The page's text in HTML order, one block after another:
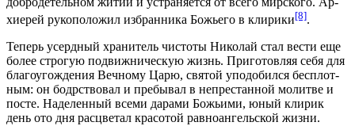
хи­ерей ру­ко­по­ло­жил из­бран­ни­ка Бо­жье­го в кли­ри­ки[8].
Те­перь усерд­ный хра­ни­тель чи­сто­ты Ни­ко­лай стал ве­сти еще
бо­лее стро­гую по­движ­ни­че­скую жизнь. При­го­тов­ляя се­бя для
бла­го­уго­жде­ния Веч­но­му Ца­рю, свя­той упо­до­бил­ся бес­плот­
ным: он бодр­ство­вал и пре­бы­вал в непре­стан­ной мо­лит­ве и
по­сте. На­де­лен­ный все­ми да­ра­ми Бо­жьи­ми, юный кли­рик
день ото дня рас­цве­тал кра­со­той рав­но­ан­гель­ской жиз­ни.